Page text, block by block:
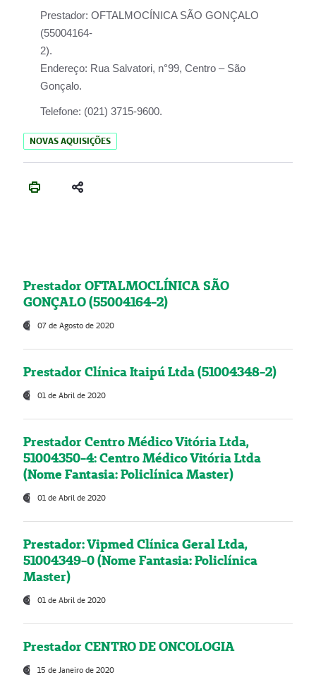
Prestador: OFTALMOCÍNICA SÃO GONÇALO
(55004164-
2).
Endereço: Rua Salvatori, n°99, Centro – São
Gonçalo.
Telefone: (021) 3715-9600.
NOVAS AQUISIÇÕES
Prestador OFTALMOCLÍNICA SÃO
GONÇALO (55004164-2)
07 de Agosto de 2020
Prestador Clínica Itaipú Ltda (51004348-2)
01 de Abril de 2020
Prestador Centro Médico Vitória Ltda,
51004350-4: Centro Médico Vitória Ltda
(Nome Fantasia: Policlínica Master)
01 de Abril de 2020
Prestador: Vipmed Clínica Geral Ltda,
51004349-0 (Nome Fantasia: Policlínica
Master)
01 de Abril de 2020
Prestador CENTRO DE ONCOLOGIA
15 de Janeiro de 2020